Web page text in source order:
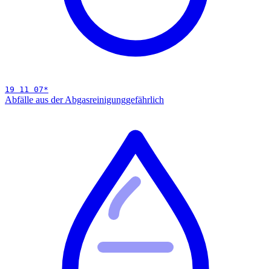
19 11 07*
Abfälle aus der Abgasreinigunggefährlich